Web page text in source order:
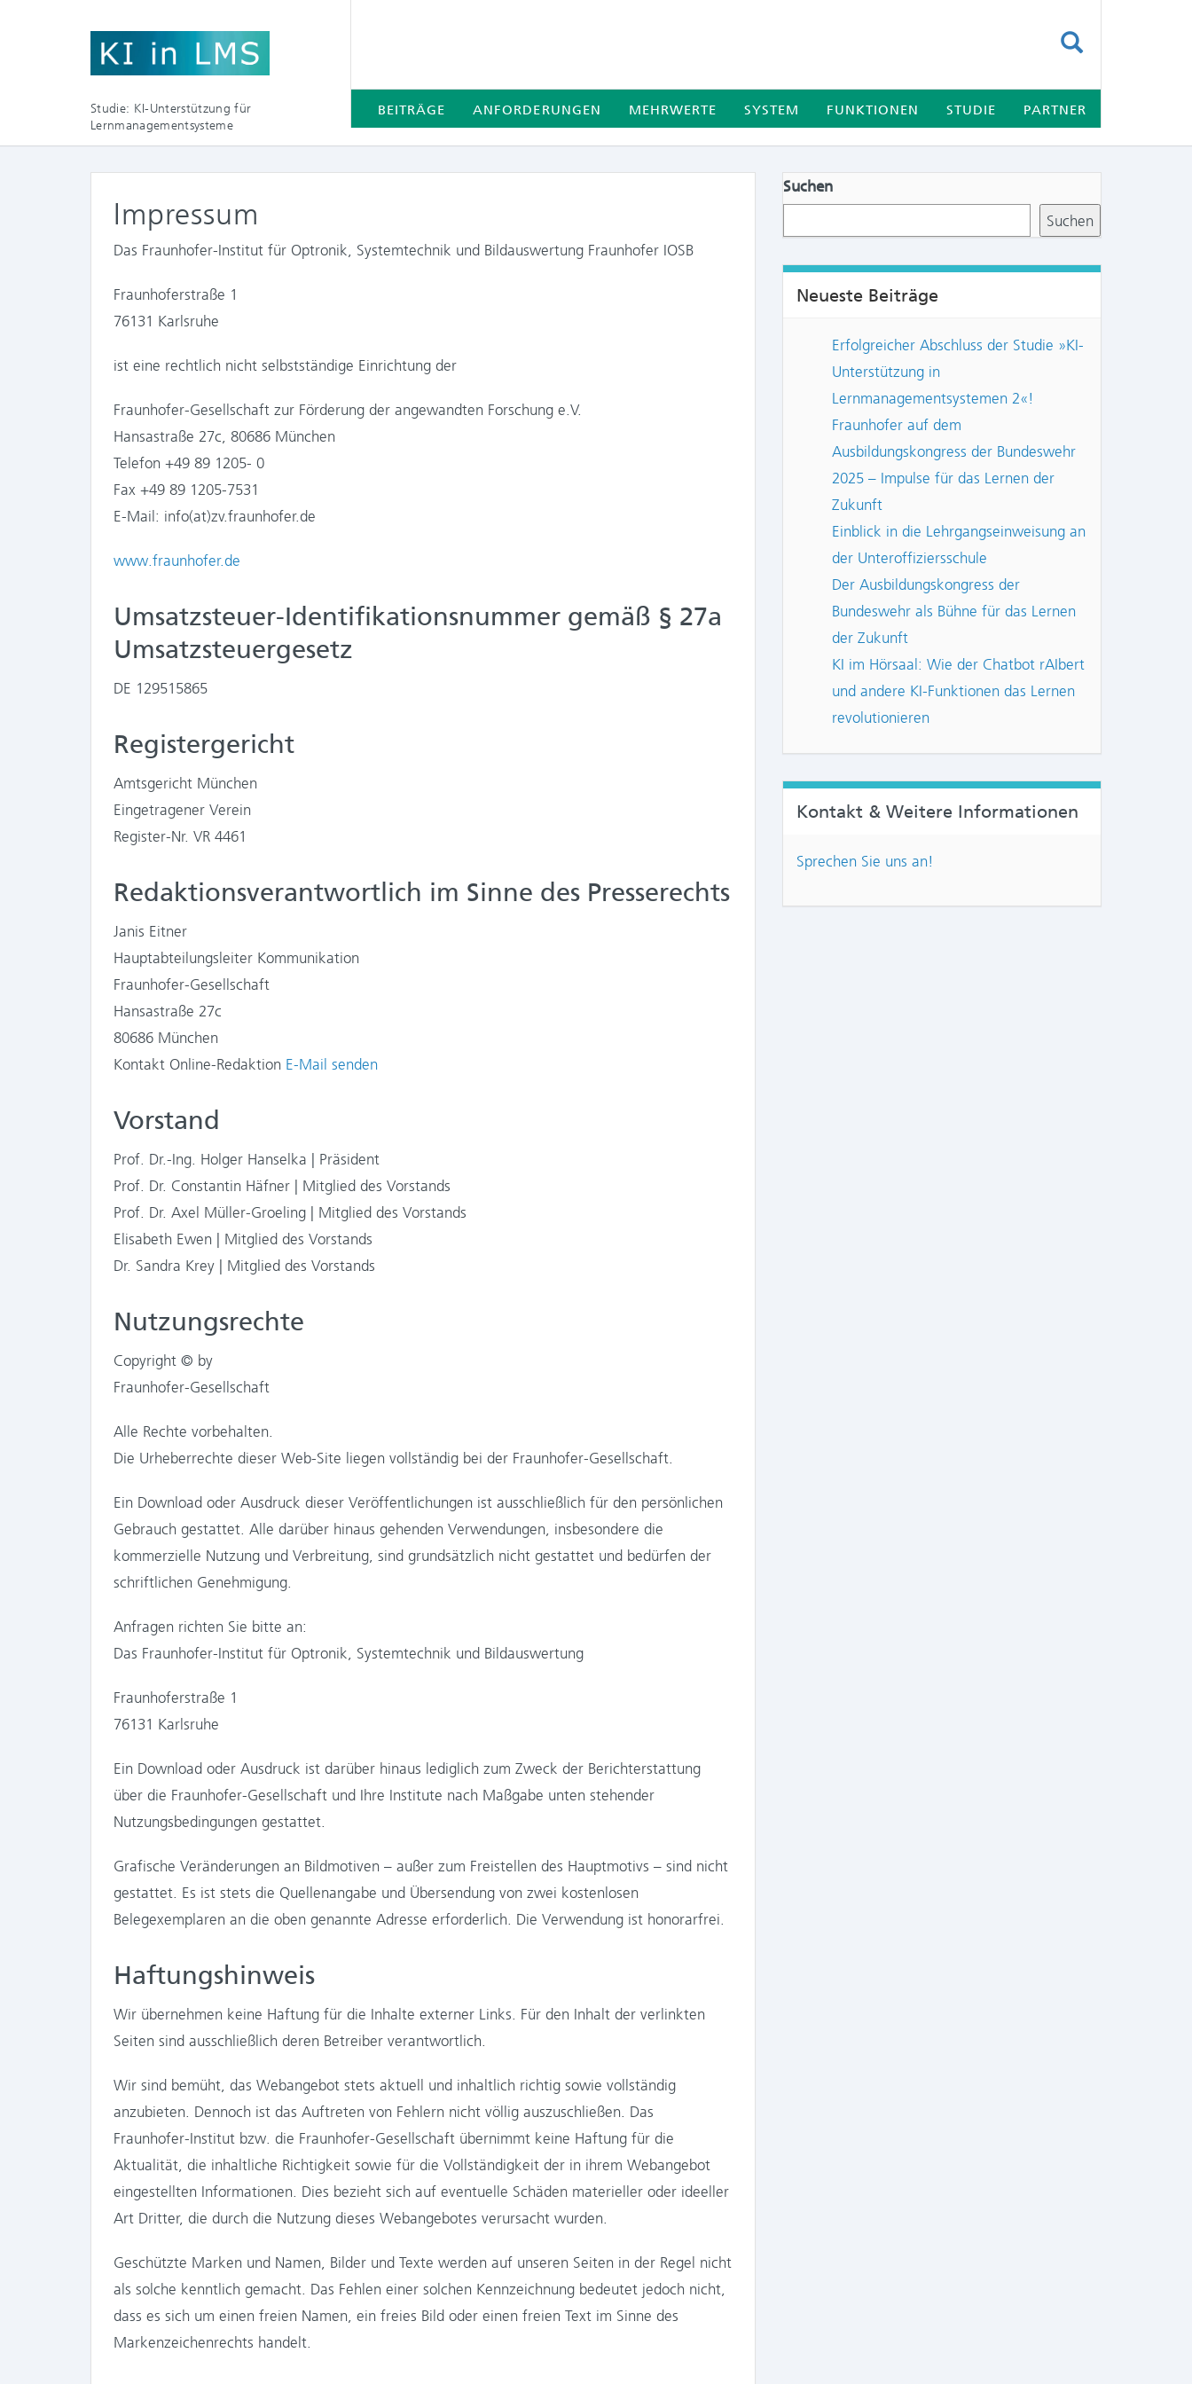
Studie: KI-Unterstützung für
Lernmanagementsysteme
BEITRÄGE ANFORDERUNGEN MEHRWERTE SYSTEM FUNKTIONEN STUDIE PARTNER
Impressum
Das Fraunhofer-Institut für Optronik, Systemtechnik und Bildauswertung Fraunhofer IOSB
Fraunhoferstraße 1
76131 Karlsruhe
ist eine rechtlich nicht selbstständige Einrichtung der
Fraunhofer-Gesellschaft zur Förderung der angewandten Forschung e.V.
Hansastraße 27c, 80686 München
Telefon +49 89 1205- 0
Fax +49 89 1205-7531
E-Mail: info(at)zv.fraunhofer.de
www.fraunhofer.de
Umsatzsteuer-Identifikationsnummer gemäß § 27a
Umsatzsteuergesetz
DE 129515865
Registergericht
Amtsgericht München
Eingetragener Verein
Register-Nr. VR 4461
Redaktionsverantwortlich im Sinne des Presserechts
Janis Eitner
Hauptabteilungsleiter Kommunikation
Fraunhofer-Gesellschaft
Hansastraße 27c
80686 München
Kontakt Online-Redaktion E-Mail senden
Vorstand
Prof. Dr.-Ing. Holger Hanselka | Präsident
Prof. Dr. Constantin Häfner | Mitglied des Vorstands
Prof. Dr. Axel Müller-Groeling | Mitglied des Vorstands
Elisabeth Ewen | Mitglied des Vorstands
Dr. Sandra Krey | Mitglied des Vorstands
Nutzungsrechte
Copyright © by
Fraunhofer-Gesellschaft
Alle Rechte vorbehalten.
Die Urheberrechte dieser Web-Site liegen vollständig bei der Fraunhofer-Gesellschaft.
Ein Download oder Ausdruck dieser Veröffentlichungen ist ausschließlich für den persönlichen
Gebrauch gestattet. Alle darüber hinaus gehenden Verwendungen, insbesondere die
kommerzielle Nutzung und Verbreitung, sind grundsätzlich nicht gestattet und bedürfen der
schriftlichen Genehmigung.
Anfragen richten Sie bitte an:
Das Fraunhofer-Institut für Optronik, Systemtechnik und Bildauswertung
Fraunhoferstraße 1
76131 Karlsruhe
Ein Download oder Ausdruck ist darüber hinaus lediglich zum Zweck der Berichterstattung
über die Fraunhofer-Gesellschaft und Ihre Institute nach Maßgabe unten stehender
Nutzungsbedingungen gestattet.
Grafische Veränderungen an Bildmotiven – außer zum Freistellen des Hauptmotivs – sind nicht
gestattet. Es ist stets die Quellenangabe und Übersendung von zwei kostenlosen
Belegexemplaren an die oben genannte Adresse erforderlich. Die Verwendung ist honorarfrei.
Haftungshinweis
Wir übernehmen keine Haftung für die Inhalte externer Links. Für den Inhalt der verlinkten
Seiten sind ausschließlich deren Betreiber verantwortlich.
Wir sind bemüht, das Webangebot stets aktuell und inhaltlich richtig sowie vollständig
anzubieten. Dennoch ist das Auftreten von Fehlern nicht völlig auszuschließen. Das
Fraunhofer-Institut bzw. die Fraunhofer-Gesellschaft übernimmt keine Haftung für die
Aktualität, die inhaltliche Richtigkeit sowie für die Vollständigkeit der in ihrem Webangebot
eingestellten Informationen. Dies bezieht sich auf eventuelle Schäden materieller oder ideeller
Art Dritter, die durch die Nutzung dieses Webangebotes verursacht wurden.
Geschützte Marken und Namen, Bilder und Texte werden auf unseren Seiten in der Regel nicht
als solche kenntlich gemacht. Das Fehlen einer solchen Kennzeichnung bedeutet jedoch nicht,
dass es sich um einen freien Namen, ein freies Bild oder einen freien Text im Sinne des
Markenzeichenrechts handelt.
Suchen
Suchen
Neueste Beiträge
Erfolgreicher Abschluss der Studie »KI-
Unterstützung in
Lernmanagementsystemen 2«!
Fraunhofer auf dem
Ausbildungskongress der Bundeswehr
2025 – Impulse für das Lernen der
Zukunft
Einblick in die Lehrgangseinweisung an
der Unteroffiziersschule
Der Ausbildungskongress der
Bundeswehr als Bühne für das Lernen
der Zukunft
KI im Hörsaal: Wie der Chatbot rAIbert
und andere KI-Funktionen das Lernen
revolutionieren
Kontakt & Weitere Informationen
Sprechen Sie uns an!